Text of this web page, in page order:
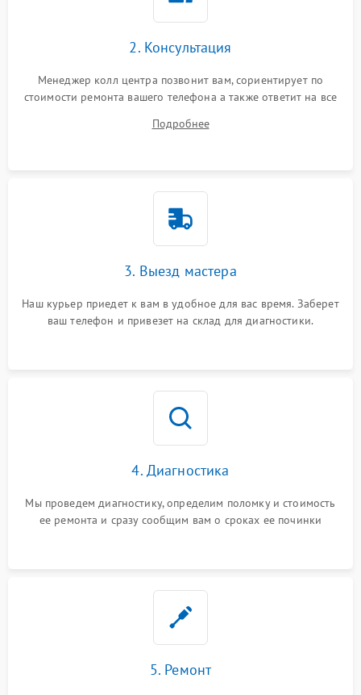
2. Консультация
Менеджер колл центра позвонит вам, сориентирует по
стоимости ремонта вашего телефона а также ответит на все
Подробнее
3. Выезд мастера
Наш курьер приедет к вам в удобное для вас время. Заберет
ваш телефон и привезет на склад для диагностики.
4. Диагностика
Мы проведем диагностику, определим поломку и стоимость
ее ремонта и сразу сообщим вам о сроках ее починки
5. Ремонт